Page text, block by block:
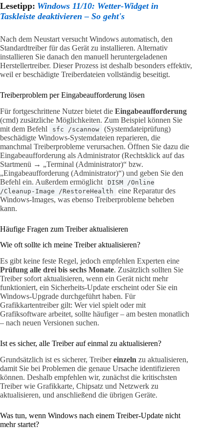
Lesetipp: Windows 11/10: Wetter-Widget in
Taskleiste deaktivieren – So geht's
Nach dem Neustart versucht Windows automatisch, den
Standardtreiber für das Gerät zu installieren. Alternativ
installieren Sie danach den manuell heruntergeladenen
Herstellertreiber. Dieser Prozess ist deshalb besonders effektiv,
weil er beschädigte Treiberdateien vollständig beseitigt.
Treiberproblem per Eingabeaufforderung lösen
Für fortgeschrittene Nutzer bietet die Eingabeaufforderung
(cmd) zusätzliche Möglichkeiten. Zum Beispiel können Sie
mit dem Befehl
sfc /scannow
(Systemdateiprüfung)
beschädigte Windows-Systemdateien reparieren, die
manchmal Treiberprobleme verursachen. Öffnen Sie dazu die
Eingabeaufforderung als Administrator (Rechtsklick auf das
Startmenü → „Terminal (Administrator)“ bzw.
„Eingabeaufforderung (Administrator)“) und geben Sie den
Befehl ein. Außerdem ermöglicht
DISM /Online
/Cleanup-Image /RestoreHealth
eine Reparatur des
Windows-Images, was ebenso Treiberprobleme beheben
kann.
Häufige Fragen zum Treiber aktualisieren
Wie oft sollte ich meine Treiber aktualisieren?
Es gibt keine feste Regel, jedoch empfehlen Experten eine
Prüfung alle drei bis sechs Monate. Zusätzlich sollten Sie
Treiber sofort aktualisieren, wenn ein Gerät nicht mehr
funktioniert, ein Sicherheits-Update erscheint oder Sie ein
Windows-Upgrade durchgeführt haben. Für
Grafikkartentreiber gilt: Wer viel spielt oder mit
Grafiksoftware arbeitet, sollte häufiger – am besten monatlich
– nach neuen Versionen suchen.
Ist es sicher, alle Treiber auf einmal zu aktualisieren?
Grundsätzlich ist es sicherer, Treibereinzeln zu aktualisieren,
damit Sie bei Problemen die genaue Ursache identifizieren
können. Deshalb empfehlen wir, zunächst die kritischsten
Treiber wie Grafikkarte, Chipsatz und Netzwerk zu
aktualisieren, und anschließend die übrigen Geräte.
Was tun, wenn Windows nach einem Treiber-Update nicht
mehr startet?